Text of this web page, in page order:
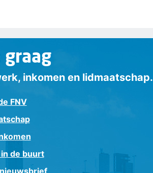
inkomen en lidmaatschap.
FNV
de buurt